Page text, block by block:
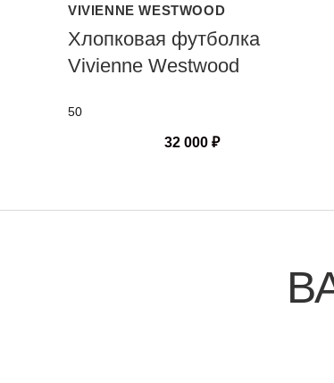
VIVIENNE WESTWOOD
Хлопковая футболка
Vivienne Westwood
50
32 000₽